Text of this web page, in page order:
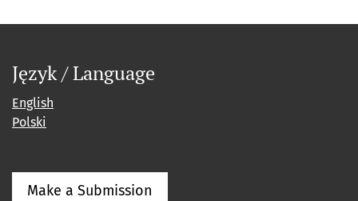
Język / Language
English
Polski
Make a Submission